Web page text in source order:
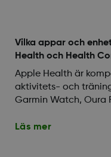
Vilka appar och
Health och Health
Apple Health är
aktivitets- och
Garmin Watch, Oura
Läs mer